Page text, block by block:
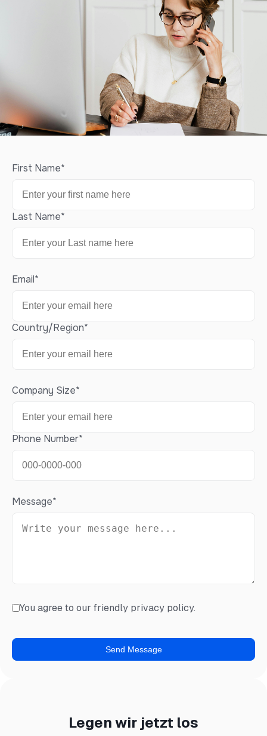
First Name*
Last Name*
Email*
Country/Region*
Company Size*
Phone Number*
Message*
You agree to our friendly privacy policy.
Legen wir jetzt los